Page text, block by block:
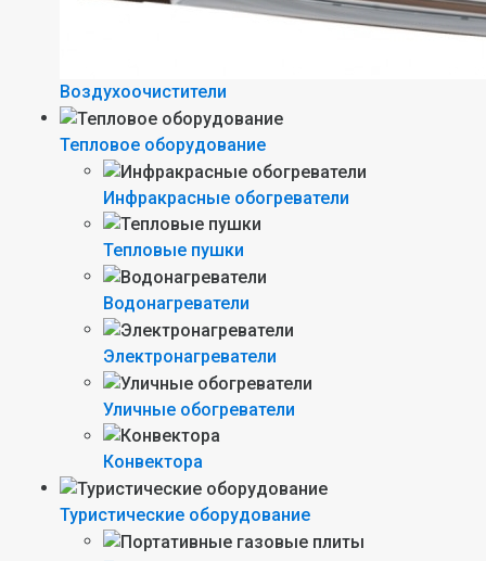
Воздухоочистители
Тепловое оборудование
Инфракрасные обогреватели
Тепловые пушки
Водонагреватели
Электронагреватели
Уличные обогреватели
Конвектора
Туристические оборудование